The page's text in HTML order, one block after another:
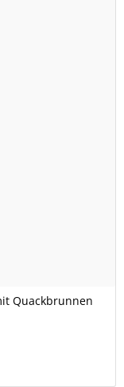
Quackbrunnen